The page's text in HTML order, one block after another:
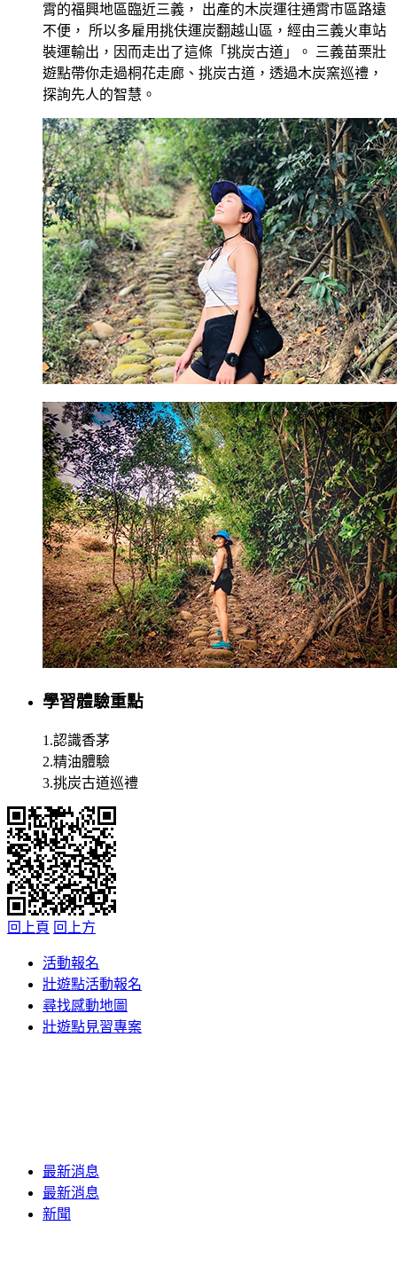
霄的福興地區臨近三義， 出產的木炭運往通霄市區路遠
不便， 所以多雇用挑伕運炭翻越山區，經由三義火車站
裝運輸出，因而走出了這條「挑炭古道」。 三義苗栗壯
遊點帶你走過桐花走廊、挑炭古道，透過木炭窯巡禮，
探詢先人的智慧。
學習體驗重點
1.認識香茅
2.精油體驗
3.挑炭古道巡禮
回上頁 回上方
活動報名
壯遊點活動報名
尋找感動地圖
壯遊點見習專案
最新消息
最新消息
新聞